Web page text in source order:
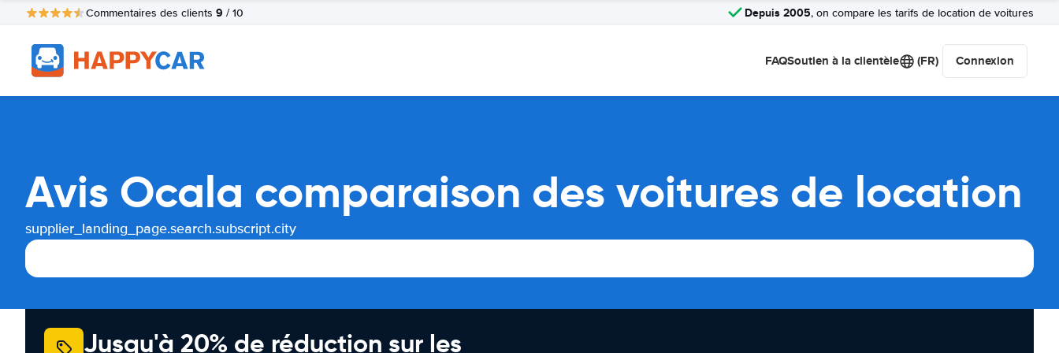
Commentaires des clients 9 / 10 Depuis 2005, on compare les tarifs de location de voitures
FAQSoutien à la clientèle (FR) Connexion
Avis Ocala comparaison des voitures de location
supplier_landing_page.search.subscript.city
Jusqu'à 20% de réduction sur les